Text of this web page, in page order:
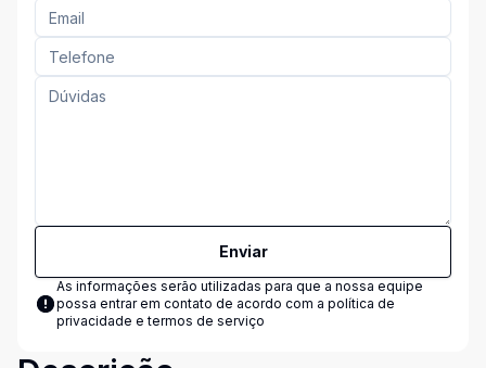
Enviar
As informações serão utilizadas para que a nossa equipe
possa entrar em contato de acordo com a política de
privacidade e termos de serviço